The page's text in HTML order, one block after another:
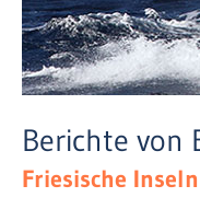
Berichte von
Friesische